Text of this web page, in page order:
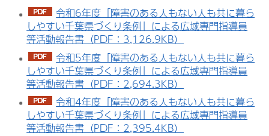
令和6年度「障害のある人もない人も共に暮ら
しやすい千葉県づくり条例」による広域専門指導員
等活動報告書（PDF：3,126.9KB）
令和5年度「障害のある人もない人も共に暮ら
しやすい千葉県づくり条例」による広域専門指導員
等活動報告書（PDF：2,694.3KB）
令和4年度「障害のある人もない人も共に暮ら
しやすい千葉県づくり条例」による広域専門指導員
等活動報告書（PDF：2,395.4KB）